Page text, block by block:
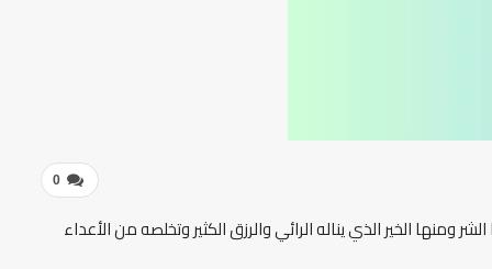
0
الخير الذي يناله الرائي والرزق الكثير وتخلصه من الأعداء